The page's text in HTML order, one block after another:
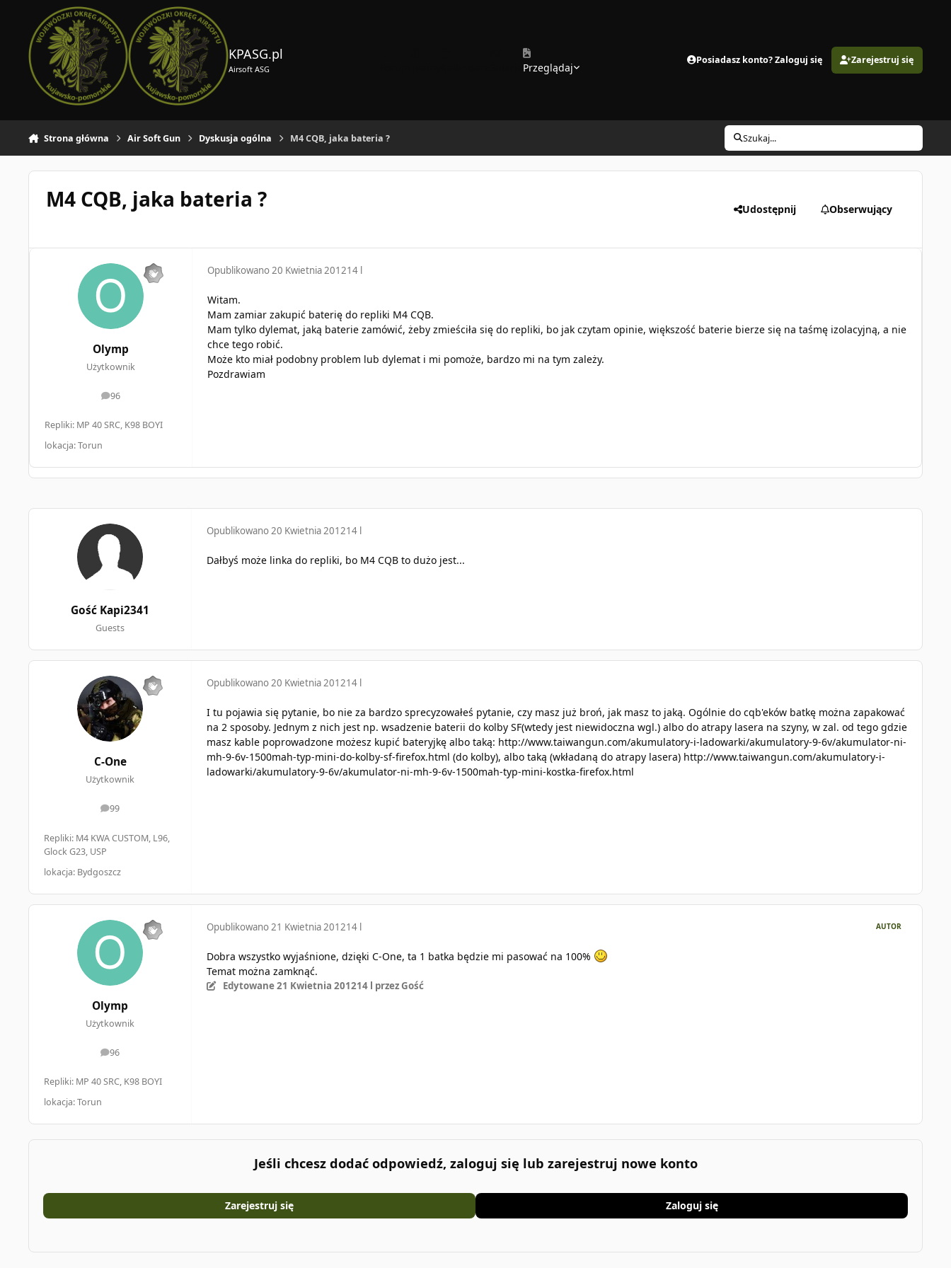
Skocz do zawartości
KPASG.pl
Airsoft ASG Przeglądaj
Posiadasz konto? Zaloguj się Zarejestruj się
Strona główna Air Soft Gun Dyskusja ogólna M4 CQB, jaka bateria ? Szukaj...
M4 CQB, jaka bateria ? Udostępnij Obserwujący
Olymp
Użytkownik
96
odpowiedzi
Repliki: MP 40 SRC, K98 BOYI
lokacja: Torun
Opublikowano 20 Kwietnia 201214 l
Witam.
Mam zamiar zakupić baterię do repliki M4 CQB.
Mam tylko dylemat, jaką baterie zamówić, żeby zmieściła się do repliki, bo jak czytam opinie, większość baterie bierze się na taśmę izolacyjną, a nie
chce tego robić.
Może kto miał podobny problem lub dylemat i mi pomoże, bardzo mi na tym zależy.
Pozdrawiam
Gość Kapi2341
Guests
Opublikowano20 Kwietnia 201214 l
Dałbyś może linka do repliki, bo M4 CQB to dużo jest...
C-One
Użytkownik
99
odpowiedzi
Repliki: M4 KWA CUSTOM, L96,
Glock G23, USP
lokacja: Bydgoszcz
Opublikowano20 Kwietnia 201214 l
I tu pojawia się pytanie, bo nie za bardzo sprecyzowałeś pytanie, czy masz już broń, jak masz to jaką. Ogólnie do cqb'eków batkę można zapakować
na 2 sposoby. Jednym z nich jest np. wsadzenie baterii do kolby SF(wtedy jest niewidoczna wgl.) albo do atrapy lasera na szyny, w zal. od tego gdzie
masz kable poprowadzone możesz kupić bateryjkę albo taką: http://www.taiwangun.com/akumulatory-i-ladowarki/akumulatory-9-6v/akumulator-ni-
mh-9-6v-1500mah-typ-mini-do-kolby-sf-firefox.html (do kolby), albo taką (wkładaną do atrapy lasera) http://www.taiwangun.com/akumulatory-i-
ladowarki/akumulatory-9-6v/akumulator-ni-mh-9-6v-1500mah-typ-mini-kostka-firefox.html
Olymp
Użytkownik
96
odpowiedzi
Repliki: MP 40 SRC, K98 BOYI
lokacja: Torun
Opublikowano21 Kwietnia 201214 l AUTOR
Dobra wszystko wyjaśnione, dzięki C-One, ta 1 batka będzie mi pasować na 100%
Temat można zamknąć.
Edytowane21 Kwietnia 201214 l przez Gość
Jeśli chcesz dodać odpowiedź, zaloguj się lub zarejestruj nowe konto
Zarejestruj się Zaloguj się